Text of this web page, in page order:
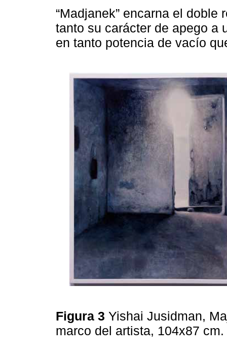
“Madjanek” encarna el doble
tanto su carácter de apego a
en tanto potencia de vacío
Figura 3 Yishai Jusidman,
marco del artista, 104x87 cm.